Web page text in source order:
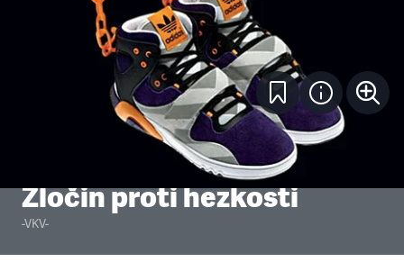
minuty
Zločin proti hezkosti
-VKV-